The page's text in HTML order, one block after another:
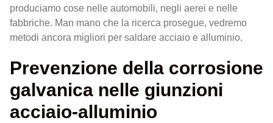
produciamo cose nelle automobili, negli aerei e nelle
fabbriche. Man mano che la ricerca prosegue, vedremo
metodi ancora migliori per saldare acciaio e alluminio.
Prevenzione della corrosione
galvanica nelle giunzioni
acciaio-alluminio